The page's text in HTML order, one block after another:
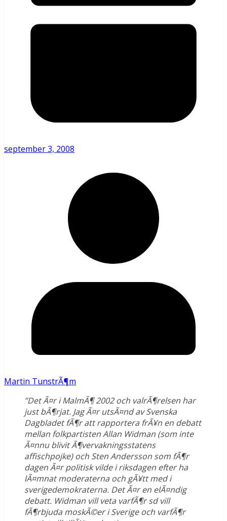
september 3, 2008
Martin TunstrÃ¶m
”Det Ã¤r i MalmÃ¶ 2002 och valrÃ¶relsen har
just bÃ¶rjat. Jag Ã¤r utsÃ¤nd av Svenska
Dagbladet fÃ¶r att rapportera frÃ¥n en debatt
mellan folkpartisten Allan Widman (som inte
Ã¤nnu blivit Ã¶vervakningsstatens
affischpojke) och Sten Andersson som fÃ¶r
dagen Ã¤r politisk vilde i riksdagen efter ha
lÃ¤mnat moderaterna och gÃ¥tt med i
sverigedemokraterna. Det Ã¤r en elÃ¤ndig
debatt. Widman vill veta varfÃ¶r sd vill
fÃ¶rbjuda moskÃ©er i Sverige och varfÃ¶r